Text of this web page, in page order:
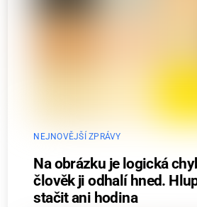
NEJNOVĚJŠÍ ZPRÁVY
Na obrázku je logická
člověk ji odhalí hned.
stačit ani hodina